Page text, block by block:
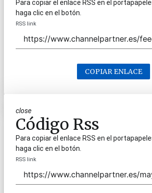
Para copiar el enlace RSS en el
haga clic en el botón.
RSS link
COPIAR ENLACE
close
Código Rss
Para copiar el enlace RSS en el
haga clic en el botón.
RSS link